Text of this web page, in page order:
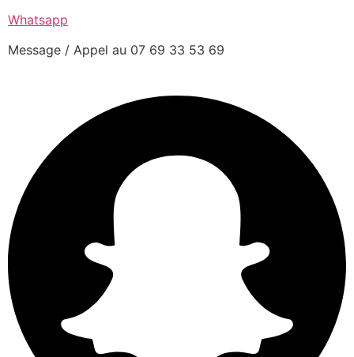
Whatsapp
Message / Appel au 07 69 33 53 69